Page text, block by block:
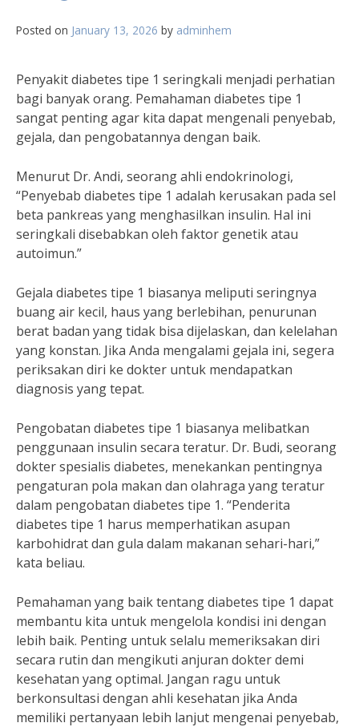
Posted on January 13, 2026 by adminhem
Penyakit diabetes tipe 1 seringkali menjadi perhatian
bagi banyak orang. Pemahaman diabetes tipe 1
sangat penting agar kita dapat mengenali penyebab,
gejala, dan pengobatannya dengan baik.
Menurut Dr. Andi, seorang ahli endokrinologi,
“Penyebab diabetes tipe 1 adalah kerusakan pada sel
beta pankreas yang menghasilkan insulin. Hal ini
seringkali disebabkan oleh faktor genetik atau
autoimun.”
Gejala diabetes tipe 1 biasanya meliputi seringnya
buang air kecil, haus yang berlebihan, penurunan
berat badan yang tidak bisa dijelaskan, dan kelelahan
yang konstan. Jika Anda mengalami gejala ini, segera
periksakan diri ke dokter untuk mendapatkan
diagnosis yang tepat.
Pengobatan diabetes tipe 1 biasanya melibatkan
penggunaan insulin secara teratur. Dr. Budi, seorang
dokter spesialis diabetes, menekankan pentingnya
pengaturan pola makan dan olahraga yang teratur
dalam pengobatan diabetes tipe 1. “Penderita
diabetes tipe 1 harus memperhatikan asupan
karbohidrat dan gula dalam makanan sehari-hari,”
kata beliau.
Pemahaman yang baik tentang diabetes tipe 1 dapat
membantu kita untuk mengelola kondisi ini dengan
lebih baik. Penting untuk selalu memeriksakan diri
secara rutin dan mengikuti anjuran dokter demi
kesehatan yang optimal. Jangan ragu untuk
berkonsultasi dengan ahli kesehatan jika Anda
memiliki pertanyaan lebih lanjut mengenai penyebab,